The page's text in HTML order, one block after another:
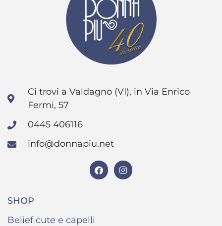
Ci trovi a Valdagno (VI), in Via Enrico
Fermi, 57
0445 406116
info@donnapiu.net
SHOP
Belief cute e capelli